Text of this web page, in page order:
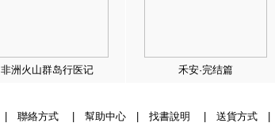
非洲火山群岛行医记 禾安·完结篇
聯絡方式| 幫助中心| 找書說明 送貨方式|